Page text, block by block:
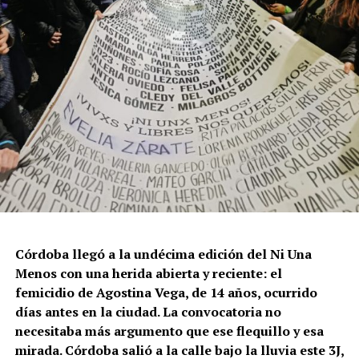
políticas públicas, vaciamiento de organismos de
protección, paralización de la agenda legislativa en
materia de derechos y consolidación de discursos
fascistas que estigmatizan a la diversidad.
Para María Rachid, titular del Instituto contra la
Discriminación de la Ciudad de Buenos Aires e
integrante de la Federación Argentina LGBT+
(FALGBT), el drástico aumento de estos crímenes en
Argentina no puede separarse de los discursos de odio
que provienen del gobierno nacional. “Tanto el
de manera violenta y discriminatoria hacia la comunidad
LGBT en general y, principalmente, hacia la comunidad
trans”, describe Rachid. “Y eso –agrega– genera mayor
violencia y discriminación en la vida cotidiana. Esos
discursos terminan legitimando, avalando y fomentando
la violencia hacia nuestra comunidad”.
Córdoba llegó a la undécima edición del Ni Una
Menos con una herida abierta y reciente: el
femicidio de Agostina Vega, de 14 años, ocurrido
días antes en la ciudad. La convocatoria no
necesitaba más argumento que ese flequillo y esa
mirada. Córdoba salió a la calle bajo la lluvia este 3J,